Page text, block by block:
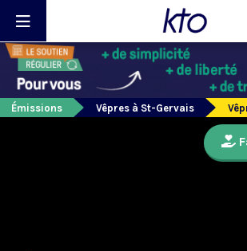
Émissions Vêpres à St-Gervais